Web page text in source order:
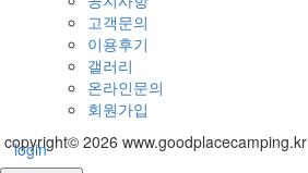
고객문의
이용후기
갤러리
온라인문의
회원가입
login
copyright© 2026 www.goodplacecamping.kr